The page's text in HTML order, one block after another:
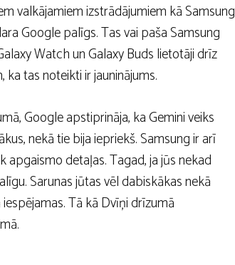
valkājamiem izstrādājumiem kā Samsung
Google palīgs. Tas vai paša Samsung
Watch un Galaxy Buds lietotāji drīz
tas noteikti ir jauninājums.
Google apstiprināja, ka Gemini veiks
nekā tie bija iepriekš. Samsung ir arī
detaļas. Tagad, ja jūs nekad
Sarunas jūtas vēl dabiskākas nekā
Tā kā Dvīņi drīzumā